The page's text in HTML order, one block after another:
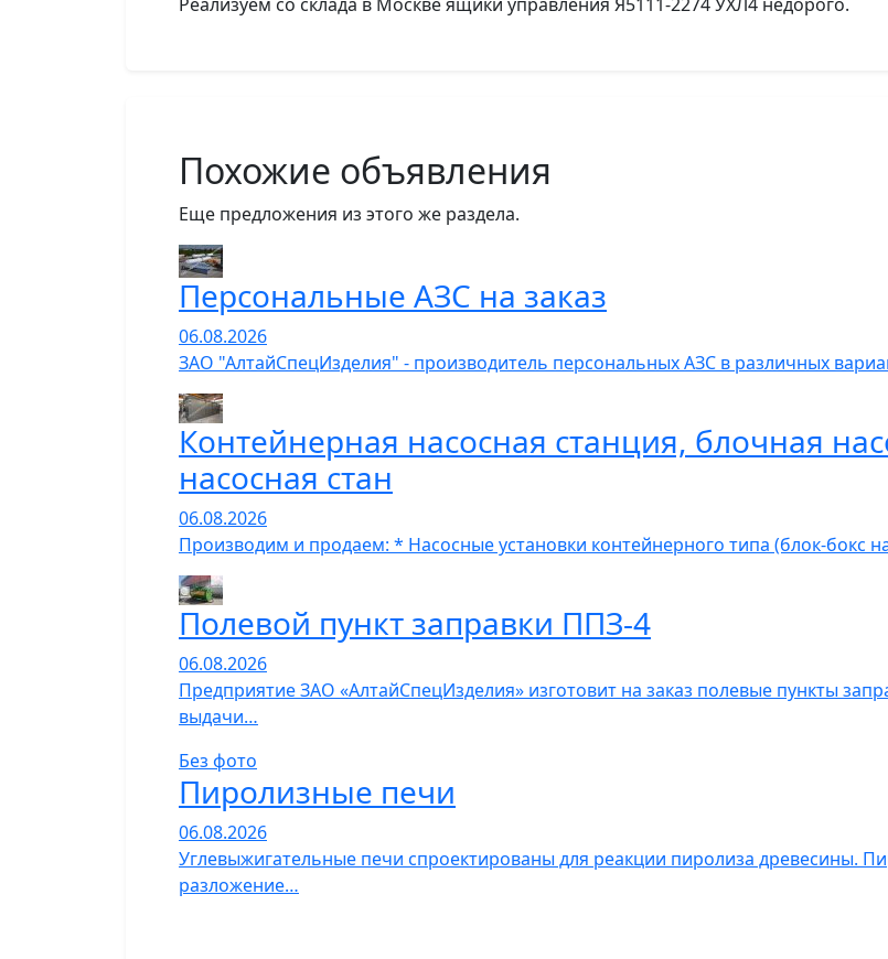
Похожие объявления
Еще предложения из этого же раздела.
Персональные АЗС на заказ
06.08.2026
ЗАО "АлтайСпецИзделия" - производитель персональных АЗС в различных
Контейнерная насосная станция, блочная
насосная стан
06.08.2026
Производим и продаем: * Насосные установки контейнерного типа (блок-бокс
Полевой пункт заправки ППЗ-4
06.08.2026
Предприятие ЗАО «АлтайСпецИзделия» изготовит на заказ полевые пункты
выдачи…
Без фото
Пиролизные печи
06.08.2026
Углевыжигательные печи спроектированы для реакции пиролиза древесины.
разложение…